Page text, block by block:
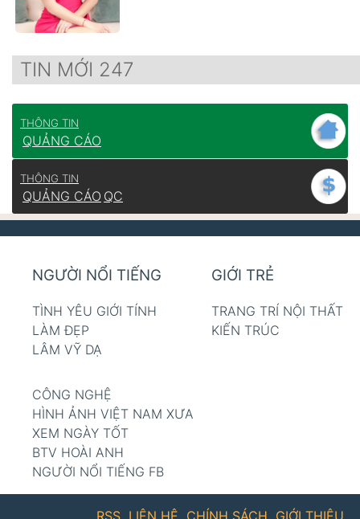
TIN MỚI 247
THÔNG TIN
QUẢNG CÁO
THÔNG TIN
QUẢNG CÁO QC
NGƯỜI NỔI TIẾNG
TÌNH YÊU GIỚI TÍNH
LÀM ĐẸP
LÂM VỸ DẠ
GIỚI TRẺ
TRANG TRÍ NỘI THẤT
KIẾN TRÚC
CÔNG NGHỆ
HÌNH ẢNH VIỆT NAM XƯA
XEM NGÀY TỐT
BTV HOÀI ANH
NGƯỜI NỔI TIẾNG FB